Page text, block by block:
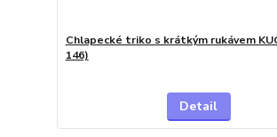
Chlapecké triko s krátkým rukávem
146)
Detail